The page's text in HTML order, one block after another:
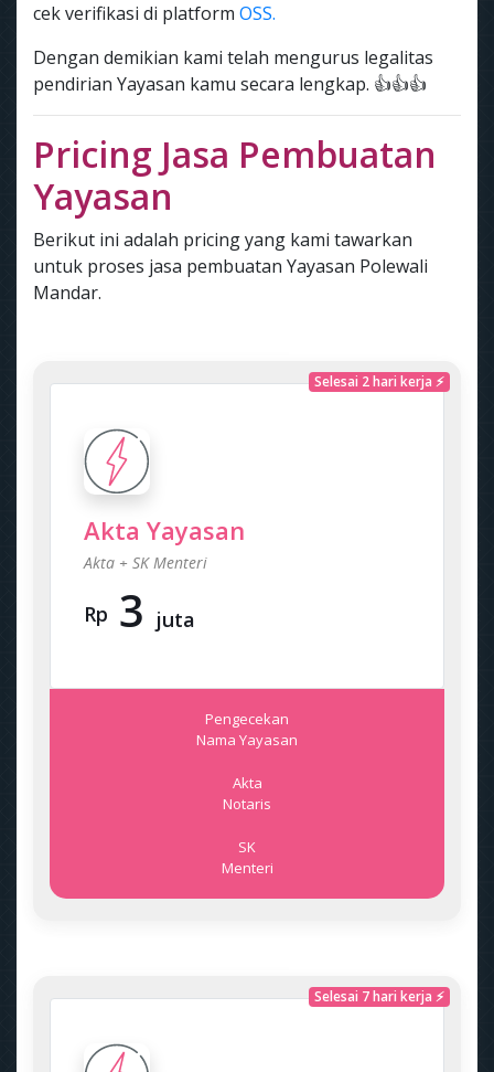
cek verifikasi di platform OSS.
Dengan demikian kami telah mengurus legalitas
pendirian Yayasan kamu secara lengkap. 👍👍👍
Pricing Jasa Pembuatan
Yayasan
Berikut ini adalah pricing yang kami tawarkan
untuk proses jasa pembuatan Yayasan Polewali
Mandar.
Selesai 2 hari kerja ⚡
Akta Yayasan
Akta + SK Menteri
Rp 3 juta
Pengecekan
Nama Yayasan
Akta
Notaris
SK
Menteri
Selesai 7 hari kerja ⚡